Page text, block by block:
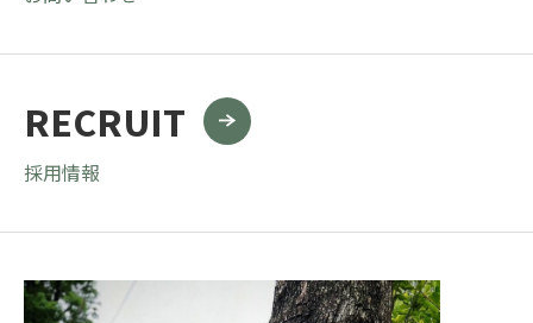
RECRUIT
採用情報